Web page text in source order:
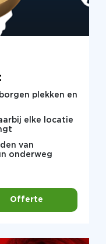
plekken en
elke locatie
van
onderweg
Offerte